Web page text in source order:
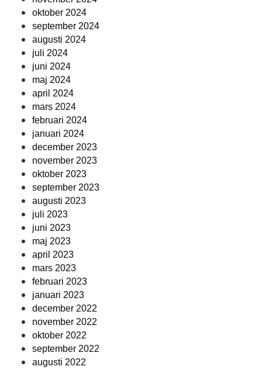
oktober 2024
september 2024
augusti 2024
juli 2024
juni 2024
maj 2024
april 2024
mars 2024
februari 2024
januari 2024
december 2023
november 2023
oktober 2023
september 2023
augusti 2023
juli 2023
juni 2023
maj 2023
april 2023
mars 2023
februari 2023
januari 2023
december 2022
november 2022
oktober 2022
september 2022
augusti 2022